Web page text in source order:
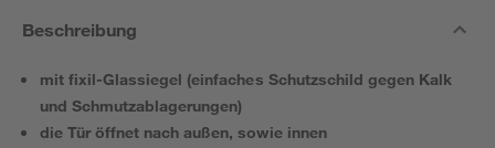
Beschreibung
mit fixil-Glassiegel (einfaches Schutzschild gegen Kalk
und Schmutzablagerungen)
die Tür öffnet nach außen, sowie innen